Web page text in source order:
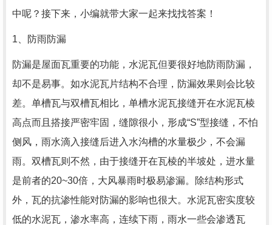
中呢？接下来，小编就带大家一起来找找答案！
1、防雨防漏
防漏是屋面瓦重要的功能，水泥瓦但要很好地防雨防漏，
却不是易事。如水泥瓦片结构不合理，防漏效果则会比较
差。单槽瓦与双槽瓦相比，单槽水泥瓦接缝开在水泥瓦棱
高点而且搭接严密牢固，缝隙很小，形成“S”型接缝，不怕
侧风，雨水滴入接缝后进入水沟槽的水量极少，不会漏
雨。双槽瓦则不然，由于接缝开在瓦棱的半坡处，进水量
是前者的20~30倍，大风暴雨时极易渗漏。除结构形式
外，瓦的抗渗性能对防漏的影响也很大。水泥瓦密实度较
低的水泥瓦，渗水率高，连续下雨，雨水一些会渗透瓦